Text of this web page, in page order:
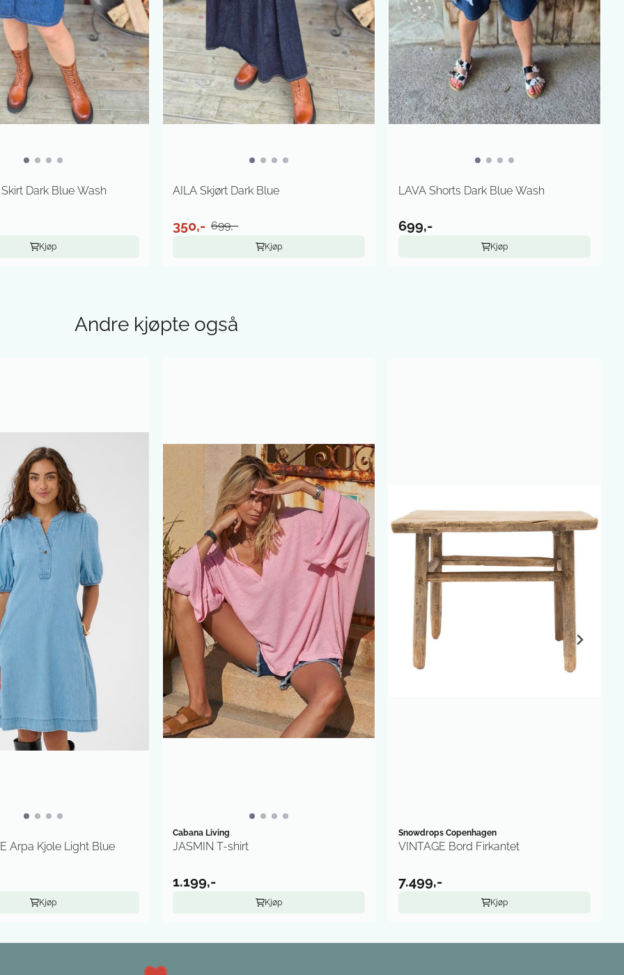
Dark Blue Wash
Kjøp
AILA Skjørt Dark Blue
350,- 699,-
Kjøp
LAVA Shorts Dark Blue Wash
699,-
Kjøp
Andre kjøpte også
Arpa Kjole Light Blue
Kjøp
Cabana Living
JASMIN T-shirt
1.199,-
Kjøp
Snowdrops Copenhagen
VINTAGE Bord Firkantet
7.499,-
Kjøp